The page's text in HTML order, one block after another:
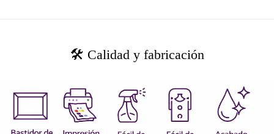
🛠️ Calidad y fabricación